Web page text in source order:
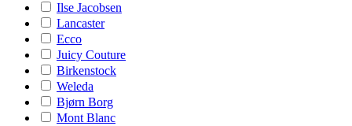
Ilse Jacobsen
Lancaster
Ecco
Juicy Couture
Birkenstock
Weleda
Bjørn Borg
Mont Blanc